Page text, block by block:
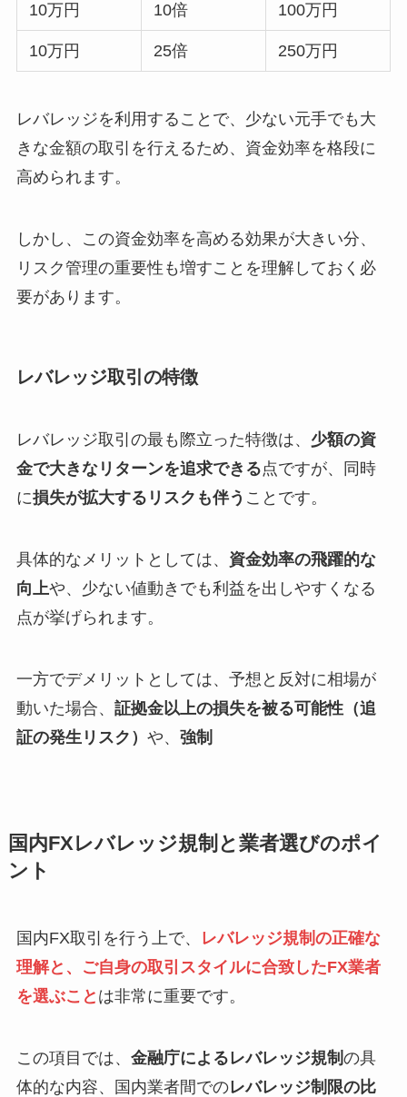
10万円 10倍 100万円
10万円 25倍 250万円
レバレッジを利用することで、少ない元手でも大
きな金額の取引を行えるため、資金効率を格段に
高められます。
しかし、この資金効率を高める効果が大きい分、
リスク管理の重要性も増すことを理解しておく必
要があります。
レバレッジ取引の特徴
レバレッジ取引の最も際立った特徴は、 少額の資
金で大きなリターンを追求できる点ですが、同時
に損失が拡大するリスクも伴う ことです。
具体的なメリットとしては、 資金効率の飛躍的な
向上や、少ない値動きでも利益を出しやすくなる
点が挙げられます。
一方でデメリットとしては、予想と反対に相場が
動いた場合、 証拠金以上の損失を被る可能性（追
証の発生リスク） や、 強制
国内FXレバレッジ規制と業者選びのポイ
ント
国内FX取引を行う上で、
レバレッジ規制の正確な
理解と、ご自身の取引スタイルに合致したFX業者
を選ぶこと は非常に重要です。
この項目では、 金融庁によるレバレッジ規制 の具
体的な内容、国内業者間でのレバレッジ制限の比